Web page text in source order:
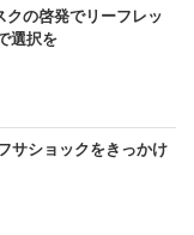
クの啓発でリーフレッ
選択を
サショックをきっかけ